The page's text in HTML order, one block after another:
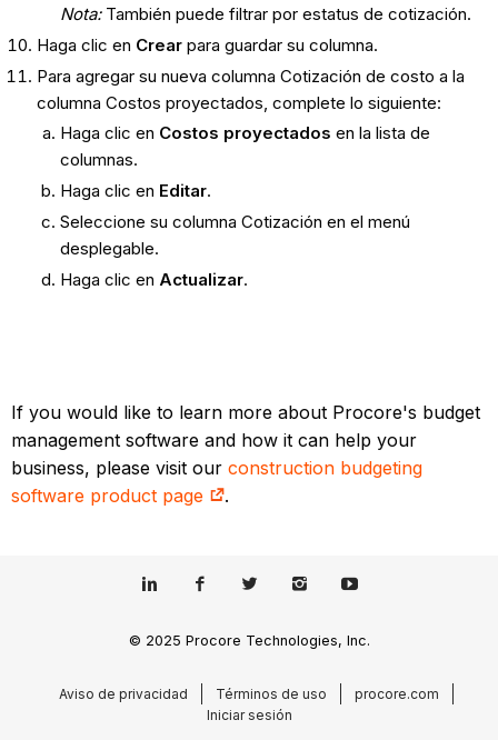
Nota: También puede filtrar por estatus de cotización.
Haga clic en Crearpara guardar su columna.
Para agregar su nueva columna Cotización de costo a la
columna Costos proyectados, complete lo siguiente:
Haga clic en Costos proyectados en la lista de
columnas.
Haga clic en Editar.
Seleccione su columna Cotización en el menú
desplegable.
Haga clic en Actualizar.
If you would like to learn more about Procore's budget
management software and how it can help your
business, please visit ourconstruction budgeting
software product page
.
© 2025 Procore Technologies, Inc.
Aviso de privacidad Términos de uso
procore.com
Iniciar sesión